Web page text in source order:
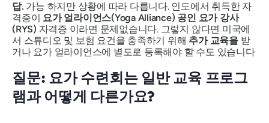
답. 가능 하지만 상황에 따라 다릅니다. 인도에서 취득한 자
격증이 요가 얼라이언스(Yoga Alliance) 공인 요가 강사
(RYS) 자격증 이라면 문제없습니다. 그렇지 않다면 미국에
서 스튜디오 및 보험 요건을 충족하기 위해 추가 교육을받
거나 요가 얼라이언스에 별도로 등록해야 할 수도 있습니다
질문: 요가 수련회는 일반 교육 프로그
램과 어떻게 다른가요?